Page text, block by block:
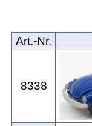
Art.‑Nr.
8338